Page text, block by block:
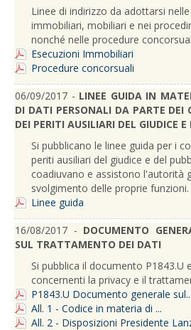
Linee di indirizzo da adottarsi
immobiliari, mobiliari e nei
nonché nelle procedure
Esecuzioni Immobiliari
Procedure concorsuali
06/09/2017 - LINEE GUIDA IN
DI DATI PERSONALI DA PARTE DEI
DEI PERITI AUSILIARI DEL GIUDICE E
Si pubblicano le linee guida per i
periti ausiliari del giudice e del
coadiuvano e assistono l'autorità
svolgimento delle proprie funzioni.
Linee guida
16/08/2017 - DOCUMENTO
SUL TRATTAMENTO DEI DATI
Si pubblica il documento P1843.U
concernenti la privacy e il
P1843.U Documento generale sul...
All. 1 - Codice in materia di ...
All. 2 - Disposizioni Presidente